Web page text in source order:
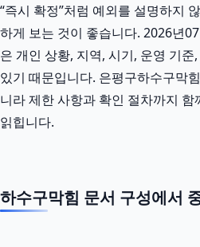
“즉시 확정”처럼 예외를 설명하지
하게 보는 것이 좋습니다. 2026년
은 개인 상황, 지역, 시기, 운영 기
있기 때문입니다. 은평구하수구막
니라 제한 사항과 확인 절차까지
읽힙니다.
하수구막힘 문서 구성에서